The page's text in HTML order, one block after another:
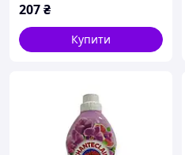
207₴
Купити